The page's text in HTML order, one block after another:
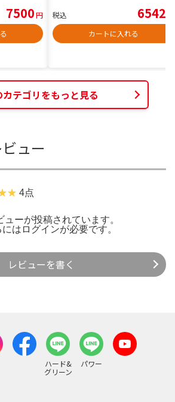
7500円
税込 6542
カートに入れる
カテゴリをもっと見る
ュー
4点
ーが投稿されています。
には ログインが必要です。
レビューを書く
ハード&
グリーン
パワー